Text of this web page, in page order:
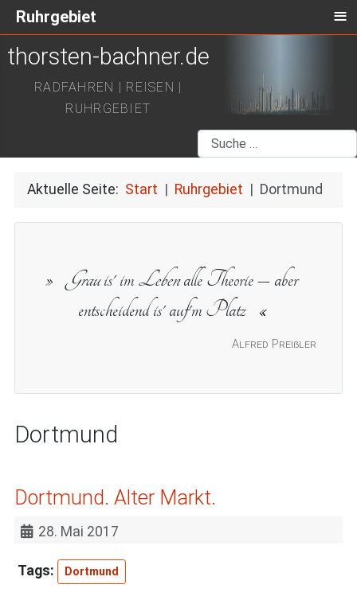
thorsten-bachner.de
RADFAHREN | REISEN |
RUHRGEBIET
Suchen
Aktuelle Seite: Start Ruhrgebiet Dortmund
Alfred Preißler
Grauis' imLebenalle Theorie – aber
entscheidend is' auf'm Platz
Dortmund
Dortmund. Alter Markt.
28. Mai 2017
Dortmund
Ruhrgebiet ≡